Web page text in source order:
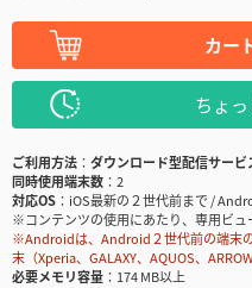
カー
ちょ
ご利用方法
ダウンロード型配信サービ
同時使用端末数
2
対応OS
iOS最新の２世代前まで /
※コンテンツの使用にあたり、専用ビ
※Androidは、Android２世代前の端末
末（Xperia、GALAXY、AQUOS、
必要メモリ容量
174 MB以上